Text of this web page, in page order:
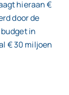
hieraan €
door de
in
€ 30 miljoen